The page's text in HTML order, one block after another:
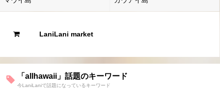
LaniLani market
「allhawaii」話題のキーワード
今LaniLaniで話題になっているキーワード